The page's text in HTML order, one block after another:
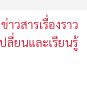
วสารเรื่องราว
ลี่ยนและเรียนรู้